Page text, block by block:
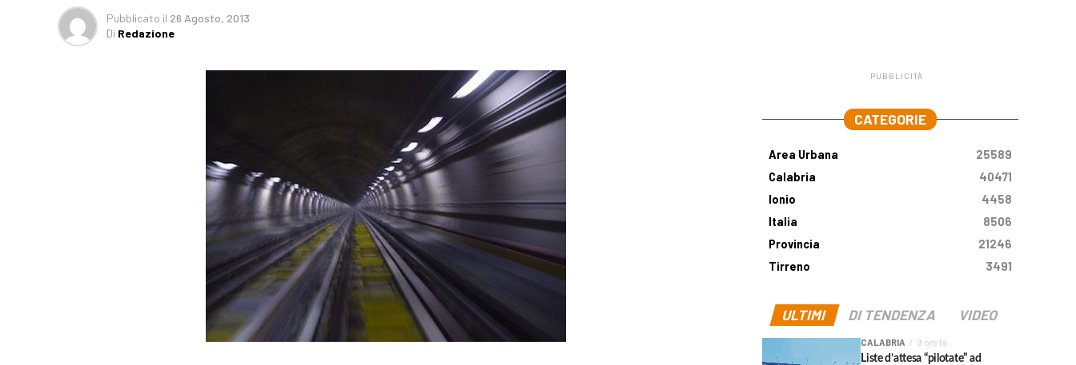
Pubblicato il 26 Agosto, 2013
Di Redazione
PUBBLICITÀ
CATEGORIE
Area Urbana
25589
Calabria
40471
Ionio
4458
Italia
8506
Provincia
21246
Tirreno
3491
ULTIMI DI TENDENZA VIDEO
CALABRIA 9 ore fa
Liste d’attesa “pilotate” ad